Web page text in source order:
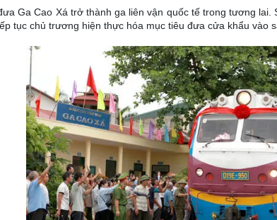
Ga Cao Xá trở thành ga liên vận quốc tế trong tương
tục chủ trương hiện thực hóa mục tiêu đưa cửa khẩu vào